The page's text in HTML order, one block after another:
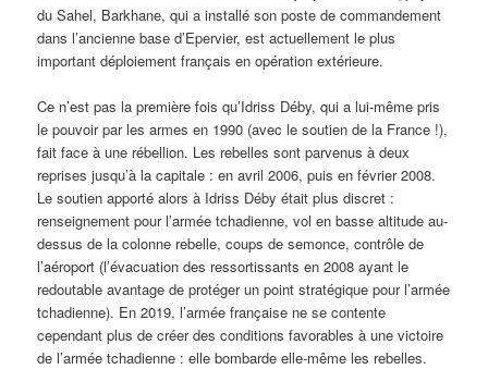
du Sahel, Barkhane, qui a installé son poste de commandement
dans l’ancienne base d’Epervier, est actuellement le plus
important déploiement français en opération extérieure.
Ce n’est pas la première fois qu’Idriss Déby, qui a lui-même pris
le pouvoir par les armes en 1990 (avec le soutien de la France !),
fait face à une rébellion. Les rebelles sont parvenus à deux
reprises jusqu’à la capitale : en avril 2006, puis en février 2008.
Le soutien apporté alors à Idriss Déby était plus discret :
renseignement pour l’armée tchadienne, vol en basse altitude au-
dessus de la colonne rebelle, coups de semonce, contrôle de
l’aéroport (l’évacuation des ressortissants en 2008 ayant le
redoutable avantage de protéger un point stratégique pour l’armée
tchadienne). En 2019, l’armée française ne se contente
cependant plus de créer des conditions favorables à une victoire
de l’armée tchadienne : elle bombarde elle-même les rebelles.